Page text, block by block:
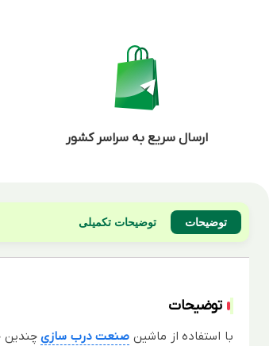
ارسال سریع به سراسر کشور
توضیحات توضیحات تکمیلی
توضیحات
با استفاده از ماشین صنعت درب سازیچندین